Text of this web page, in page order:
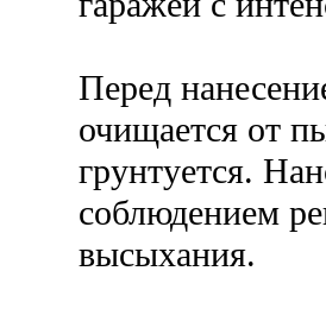
Перед
очищается от
грунтуется.
соблюдением
высыхания.